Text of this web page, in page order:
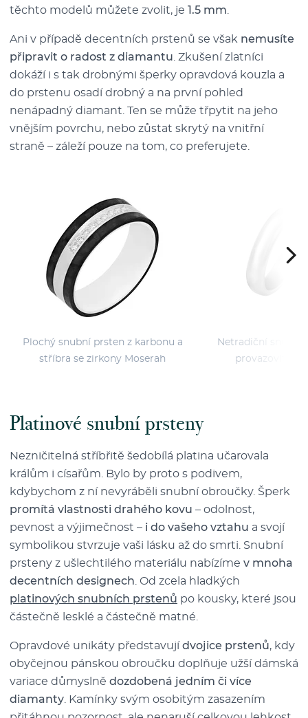
těchto modelů můžete zvolit, je 1.5 mm
Ani v případě decentních prstenů se však nemusíte
připravit o radost z diamantu . Zkušení zlatníci
dokáží i s tak drobnými šperky opravdová kouzla a
do prstenu osadí drobný a na první pohled
nenápadný diamant. Ten se může třpytit na jeho
vnějším povrchu, nebo zůstat skrytý na vnitřní
straně – záleží pouze na tom, co preferujete.
Plochý snubní prsten z karbonu a
stříbra se zirkony Moserah
Netradiční snubní
provazovitým
Platinové snubní prsteny
Nezničitelná stříbřitě šedobílá platina učarovala
králům i císařům. Bylo by proto s podivem,
kdybychom z ní nevyráběli snubní obroučky. Šperk
promítá vlastnosti drahého kovu – odolnost,
pevnost a výjimečnost – i do vašeho vztahu a svojí
symbolikou stvrzuje vaši lásku až do smrti. Snubní
prsteny z ušlechtilého materiálu nabízíme v mnoha
decentních designech . Od zcela hladkých
platinových snubních prstenů po kousky, které jsou
částečně lesklé a částečně matné.
Opravdové unikáty představujídvojice prstenů, kdy
obyčejnou pánskou obroučku doplňuje užší dámská
variace důmyslně dozdobená jedním či více
diamanty . Kamínky svým osobitým zasazením